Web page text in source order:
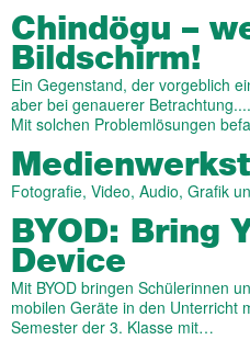
Chindögu –
Bildschirm!
Ein Gegenstand, der vorgeblich
aber bei genauerer
Mit solchen Problemlösungen
Fotografie, Video, Audio, Grafik
BYOD: Bring
Device
Mit BYOD bringen Schülerinnen
mobilen Geräte in den Unterricht
Semester der 3. Klasse mit…